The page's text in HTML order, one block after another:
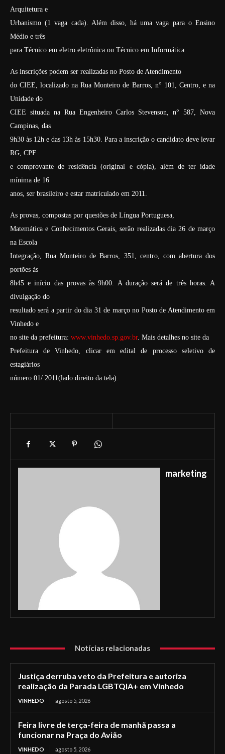
Arquitetura e
Urbanismo (1 vaga cada). Além disso, há uma vaga para o Ensino
Médio e três
para Técnico em eletro eletrônica ou Técnico em Informática.
As inscrições podem ser realizadas no Posto de Atendimento
do CIEE, localizado na Rua Monteiro de Barros, n° 101, Centro, e na
Unidade do
CIEE situada na Rua Engenheiro Carlos Stevenson, n° 587, Nova
Campinas, das
9h30 às 12h e das 13h às 15h30. Para a inscrição o candidato deve levar
RG, CPF
e comprovante de residência (original e cópia), além de ter idade
mínima de 16
anos, ser brasileiro e estar matriculado em 2011.
As provas, compostas por questões de Língua Portuguesa,
Matemática e Conhecimentos Gerais, serão realizadas dia 26 de março
na Escola
Integração, Rua Monteiro de Barros, 351, centro, com abertura dos
portões às
8h45 e início das provas às 9h00. A duração será de três horas. A
divulgação do
resultado será a partir do dia 31 de março no Posto de Atendimento em
Vinhedo e
no site da prefeitura: www.vinhedo.sp.gov.br. Mais detalhes no site da
Prefeitura de Vinhedo, clicar em edital de processo seletivo de
estagiários
número 01/ 2011(lado direito da tela).
marketing
Notícias relacionadas
Justiça derruba veto da Prefeitura e autoriza
realização da Parada LGBTQIA+ em Vinhedo
VINHEDO agosto 5, 2026
Feira livre de terça-feira de manhã passa a
funcionar na Praça do Avião
VINHEDO agosto 5, 2026